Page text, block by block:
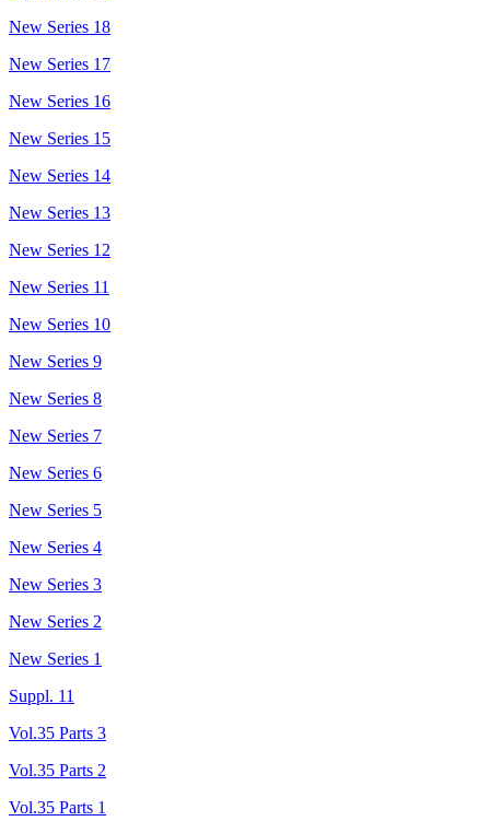
New Series 18
New Series 17
New Series 16
New Series 15
New Series 14
New Series 13
New Series 12
New Series 11
New Series 10
New Series 9
New Series 8
New Series 7
New Series 6
New Series 5
New Series 4
New Series 3
New Series 2
New Series 1
Suppl. 11
Vol.35 Parts 3
Vol.35 Parts 2
Vol.35 Parts 1